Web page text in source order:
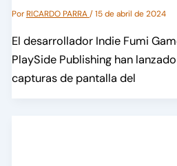
PorRICARDO PARRA/15 de abril de 2024
El desarrollador Indie Fumi
PlaySide Publishing han
capturas de pantalla del